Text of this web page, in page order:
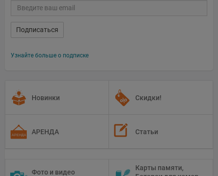
Подписаться
Узнайте больше о подписке
Новинки Скидки!
АРЕНДА Статьи
Фото и видео
Карты памяти,